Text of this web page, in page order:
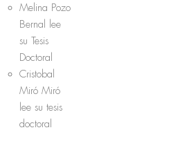
Melina Pozo
Bernal lee
su Tesis
Doctoral
Cristobal
Miró Miró
lee su tesis
doctoral